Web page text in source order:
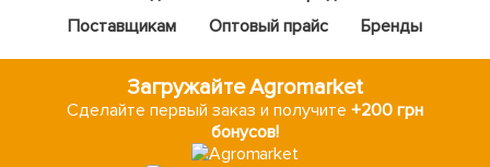
Поставщикам
Оптовый прайс Бренды
Загружайте Agromarket
Сделайте первый заказ и получите +200 грн
бонусов!